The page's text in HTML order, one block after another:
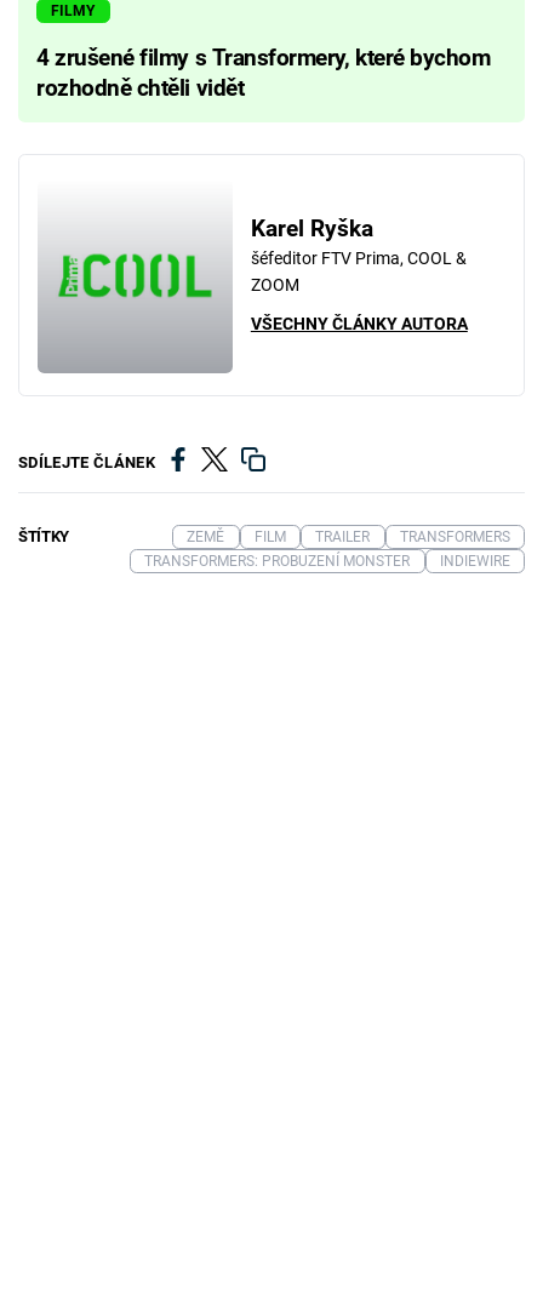
FILMY
4 zrušené filmy s Transformery, které bychom
rozhodně chtěli vidět
Karel Ryška
šéfeditor FTV Prima, COOL &
ZOOM
VŠECHNY ČLÁNKY AUTORA
SDÍLEJTE ČLÁNEK
ŠTÍTKY ZEMĚ FILM TRAILER
TRANSFORMERS
TRANSFORMERS: PROBUZENÍ MONSTER
INDIEWIRE